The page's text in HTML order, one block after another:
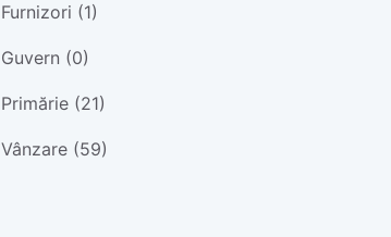
Furnizori (1)
Guvern (0)
Primărie (21)
Vânzare (59)